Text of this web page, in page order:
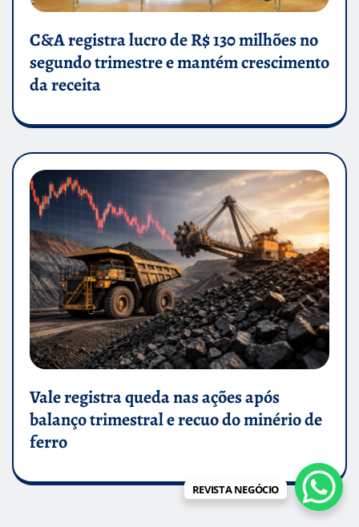
C&A registra lucro de R$ 130 milhões no
segundo trimestre e mantém crescimento
da receita
Vale registra queda nas ações após
balanço trimestral e recuo do minério de
ferro
REVISTA NEGÓCIO